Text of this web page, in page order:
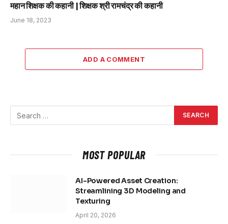
महान शिक्षक की कहानी | शिक्षक श्री रामचंद्र की कहानी
June 18, 2023
ADD A COMMENT
MOST POPULAR
AI-Powered Asset Creation:
Streamlining 3D Modeling and
Texturing
April 20, 2026